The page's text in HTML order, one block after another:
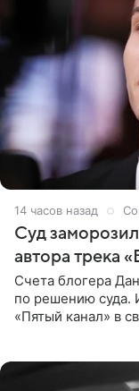
14 часов назад
Суд
автора трека
Счета блогера
по решению суда.
«Пятый канал» в